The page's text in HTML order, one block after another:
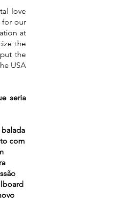
love
for our
at
the
the
USA
seria
com